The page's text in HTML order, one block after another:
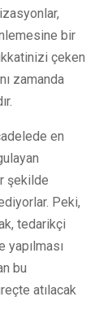
bir
çeken
zamanda
en
şekilde
Peki,
tedarikçi
yapılması
bu
atılacak